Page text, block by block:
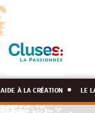
aide à la création le